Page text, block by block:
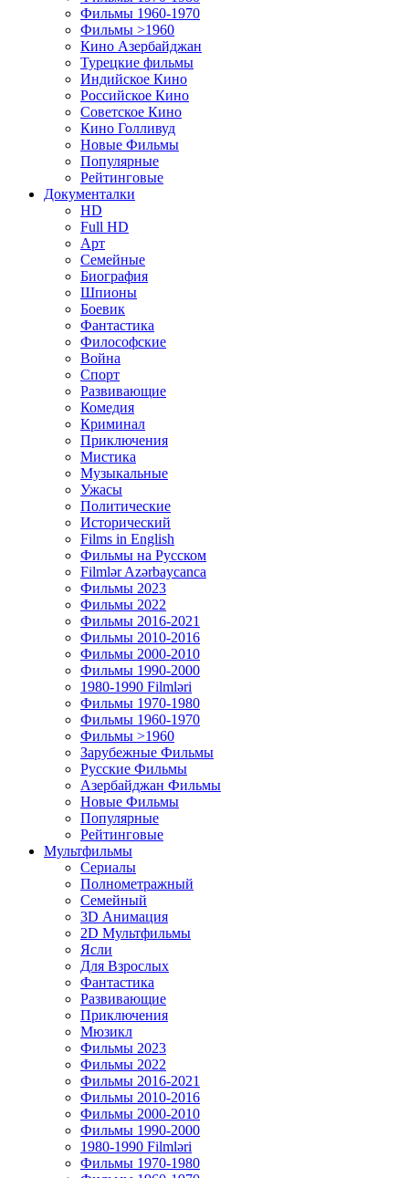
Фильмы 1960-1970
Фильмы >1960
Кино Азербайджан
Турецкие фильмы
Индийское Кино
Российское Кино
Советское Кино
Кино Голливуд
Новые Фильмы
Популярные
Рейтинговые
Документалки
HD
Full HD
Арт
Семейные
Биография
Шпионы
Боевик
Фантастика
Философские
Война
Спорт
Развивающие
Комедия
Криминал
Приключения
Мистика
Музыкальные
Ужасы
Политические
Исторический
Films in English
Фильмы на Русском
Filmlər Azərbaycanca
Фильмы 2023
Фильмы 2022
Фильмы 2016-2021
Фильмы 2010-2016
Фильмы 2000-2010
Фильмы 1990-2000
1980-1990 Filmləri
Фильмы 1970-1980
Фильмы 1960-1970
Фильмы >1960
Зарубежные Фильмы
Русские Фильмы
Азербайджан Фильмы
Новые Фильмы
Популярные
Рейтинговые
Мультфильмы
Сериалы
Полнометражный
Семейный
3D Анимация
2D Мультфильмы
Ясли
Для Взрослых
Фантастика
Развивающие
Приключения
Мюзикл
Фильмы 2023
Фильмы 2022
Фильмы 2016-2021
Фильмы 2010-2016
Фильмы 2000-2010
Фильмы 1990-2000
1980-1990 Filmləri
Фильмы 1970-1980